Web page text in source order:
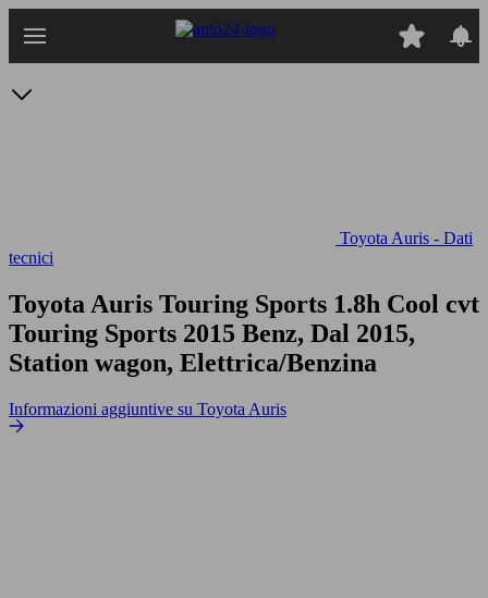
Toyota Auris - Dati
tecnici
Toyota Auris Touring Sports 1.8h Cool cvt
Touring Sports 2015 Benz, Dal 2015,
Station wagon, Elettrica/Benzina
Informazioni aggiuntive su Toyota Auris